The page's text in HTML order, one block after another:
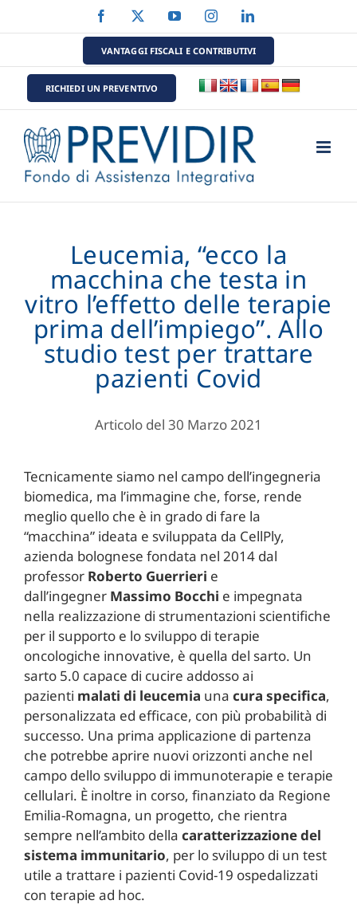
al
Facebook YouTubeInstagramLinkedIn
VANTAGGI FISCALI E CONTRIBUTIVI
RICHIEDI UN PREVENTIVO
Leucemia, “ecco la
macchina che testa in
vitro l’effetto delle terapie
prima dell’impiego”. Allo
studio test per trattare
pazienti Covid
Articolo del 30 Marzo 2021
Tecnicamente siamo nel campo dell’ingegneria
biomedica, ma l’immagine che, forse, rende
meglio quello che è in grado di fare la
“macchina” ideata e sviluppata da CellPly,
azienda bolognese fondata nel 2014 dal
professor Roberto Guerrieri e
dall’ingegner Massimo Bocchi e impegnata
nella realizzazione di strumentazioni scientifiche
per il supporto e lo sviluppo di terapie
oncologiche innovative, è quella del sarto. Un
sarto 5.0 capace di cucire addosso ai
pazienti malati di leucemia una cura specifica,
personalizzata ed efficace, con più probabilità di
successo. Una prima applicazione di partenza
che potrebbe aprire nuovi orizzonti anche nel
campo dello sviluppo di immunoterapie e terapie
cellulari. È inoltre in corso, finanziato da Regione
Emilia-Romagna, un progetto, che rientra
sempre nell’ambito della caratterizzazione del
sistema immunitario, per lo sviluppo di un test
utile a trattare i pazienti Covid-19 ospedalizzati
con terapie ad hoc.